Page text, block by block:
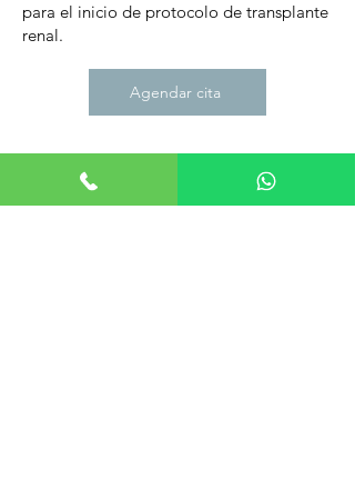
para el inicio de protocolo de transplante
renal.
Agendar cita